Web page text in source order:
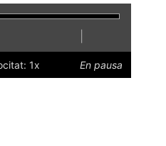
Lent
1x En pausa